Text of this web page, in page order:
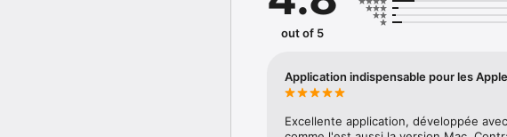
out of 5
Application indispensable pour les
Excellente application, développée